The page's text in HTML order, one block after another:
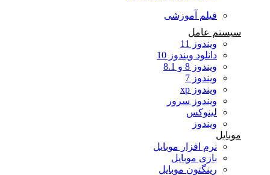
فیلم آموزشی
سیستم عامل
ویندوز 11
دانلود ویندوز 10
ویندوز 8 و 8.1
ویندوز 7
ویندوز xp
ویندوز سرور
لینوکس
ویندوز
موبایل
نرم افزار موبایل
بازی موبایل
رینگتون موبایل